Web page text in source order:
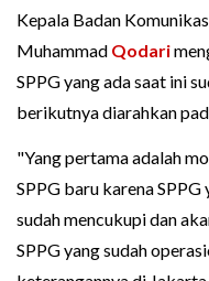
Kepala Badan
Muhammad Qodari
SPPG yang ada saat ini
berikutnya diarahkan
"Yang pertama adalah
SPPG baru karena
sudah mencukupi dan
SPPG yang sudah